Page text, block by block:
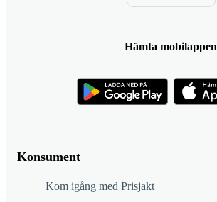
Konsument
Kom igång med Prisjakt
Hämta mobilappen